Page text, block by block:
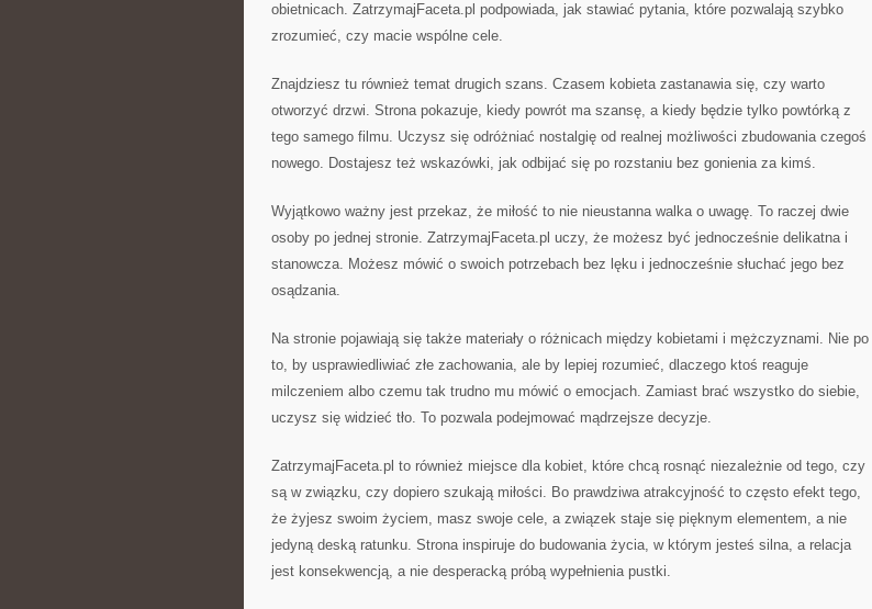
obietnicach. ZatrzymajFaceta.pl podpowiada, jak stawiać pytania, które pozwalają szybko
zrozumieć, czy macie wspólne cele.
Znajdziesz tu również temat drugich szans. Czasem kobieta zastanawia się, czy warto
otworzyć drzwi. Strona pokazuje, kiedy powrót ma szansę, a kiedy będzie tylko powtórką z
tego samego filmu. Uczysz się odróżniać nostalgię od realnej możliwości zbudowania czegoś
nowego. Dostajesz też wskazówki, jak odbijać się po rozstaniu bez gonienia za kimś.
Wyjątkowo ważny jest przekaz, że miłość to nie nieustanna walka o uwagę. To raczej dwie
osoby po jednej stronie. ZatrzymajFaceta.pl uczy, że możesz być jednocześnie delikatna i
stanowcza. Możesz mówić o swoich potrzebach bez lęku i jednocześnie słuchać jego bez
osądzania.
Na stronie pojawiają się także materiały o różnicach między kobietami i mężczyznami. Nie po
to, by usprawiedliwiać złe zachowania, ale by lepiej rozumieć, dlaczego ktoś reaguje
milczeniem albo czemu tak trudno mu mówić o emocjach. Zamiast brać wszystko do siebie,
uczysz się widzieć tło. To pozwala podejmować mądrzejsze decyzje.
ZatrzymajFaceta.pl to również miejsce dla kobiet, które chcą rosnąć niezależnie od tego, czy
są w związku, czy dopiero szukają miłości. Bo prawdziwa atrakcyjność to często efekt tego,
że żyjesz swoim życiem, masz swoje cele, a związek staje się pięknym elementem, a nie
jedyną deską ratunku. Strona inspiruje do budowania życia, w którym jesteś silna, a relacja
jest konsekwencją, a nie desperacką próbą wypełnienia pustki.